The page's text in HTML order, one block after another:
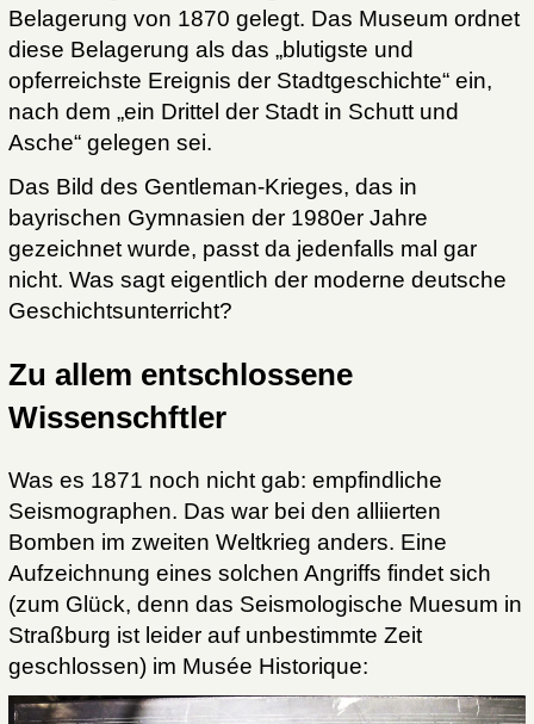
Belagerung von 1870 gelegt. Das Museum ordnet
diese Belagerung als das „blutigste und
opferreichste Ereignis der Stadtgeschichte“ ein,
nach dem „ein Drittel der Stadt in Schutt und
Asche“ gelegen sei.
Das Bild des Gentleman-Krieges, das in
bayrischen Gymnasien der 1980er Jahre
gezeichnet wurde, passt da jedenfalls mal gar
nicht. Was sagt eigentlich der moderne deutsche
Geschichtsunterricht?
Zu allem entschlossene
Wissenschftler
Was es 1871 noch nicht gab: empfindliche
Seismographen. Das war bei den alliierten
Bomben im zweiten Weltkrieg anders. Eine
Aufzeichnung eines solchen Angriffs findet sich
(zum Glück, denn das Seismologische Muesum in
Straßburg ist leider auf unbestimmte Zeit
geschlossen) im Musée Historique: